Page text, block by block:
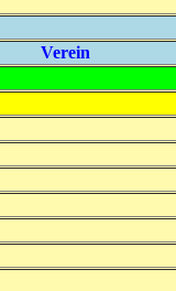
Verein